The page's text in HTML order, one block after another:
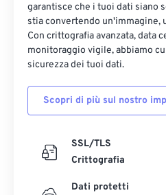
garantisce che i tuoi dati siano
stia convertendo un'immagine,
Con crittografia avanzata, data
monitoraggio vigile, abbiamo
sicurezza dei tuoi dati.
Scopri di più sul nostro
SSL/TLS
Crittografia
Dati protetti